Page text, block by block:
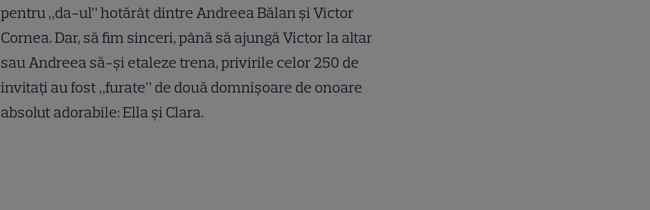
pentru „da-ul” hotărât dintre Andreea Bălan și Victor
Cornea. Dar, să fim sinceri, până să ajungă Victor la altar
sau Andreea să-și etaleze trena, privirile celor 250 de
invitați au fost „furate” de două domnișoare de onoare
absolut adorabile: Ella și Clara.